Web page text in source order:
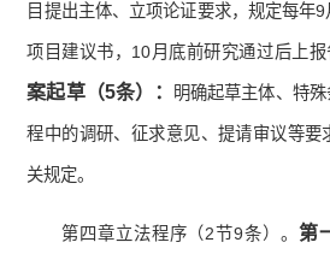
目提出主体、立项论证要求，规定每年
项目建议书，10月底前研究通过后上报
案起草（5条）： 明确起草主体、特
程中的调研、征求意见、提请审议等要
关规定。
第四章立法程序（2节9条）。 第